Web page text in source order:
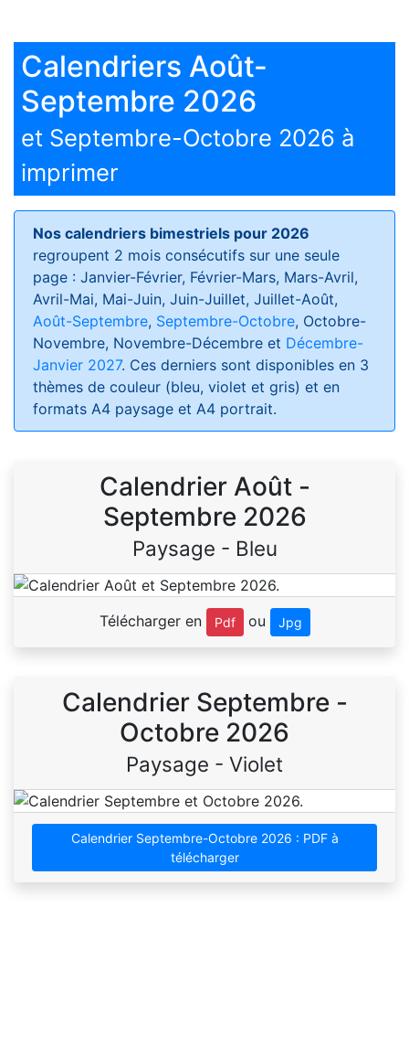
Calendriers Août-
Septembre 2026
et Septembre-Octobre 2026 à
imprimer
Nos calendriers bimestriels pour 2026
regroupent 2 mois consécutifs sur une seule
page : Janvier-Février, Février-Mars, Mars-Avril,
Avril-Mai, Mai-Juin, Juin-Juillet, Juillet-Août,
Août-Septembre, Septembre-Octobre, Octobre-
Novembre, Novembre-Décembre et Décembre-
Janvier 2027. Ces derniers sont disponibles en 3
thèmes de couleur (bleu, violet et gris) et en
formats A4 paysage et A4 portrait.
Calendrier Août -
Septembre 2026
Paysage - Bleu
Télécharger en Pdf ou Jpg
Calendrier Septembre -
Octobre 2026
Paysage - Violet
Calendrier Septembre-Octobre 2026 : PDF à
télécharger